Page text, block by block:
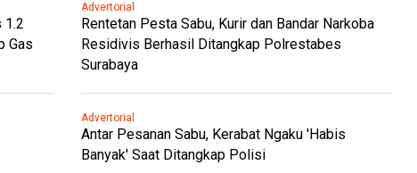
1.2
Gas
Advertorial
Rentetan Pesta Sabu, Kurir dan Bandar Narkoba
Residivis Berhasil Ditangkap Polrestabes
Surabaya
Advertorial
Antar Pesanan Sabu, Kerabat Ngaku 'Habis
Banyak' Saat Ditangkap Polisi